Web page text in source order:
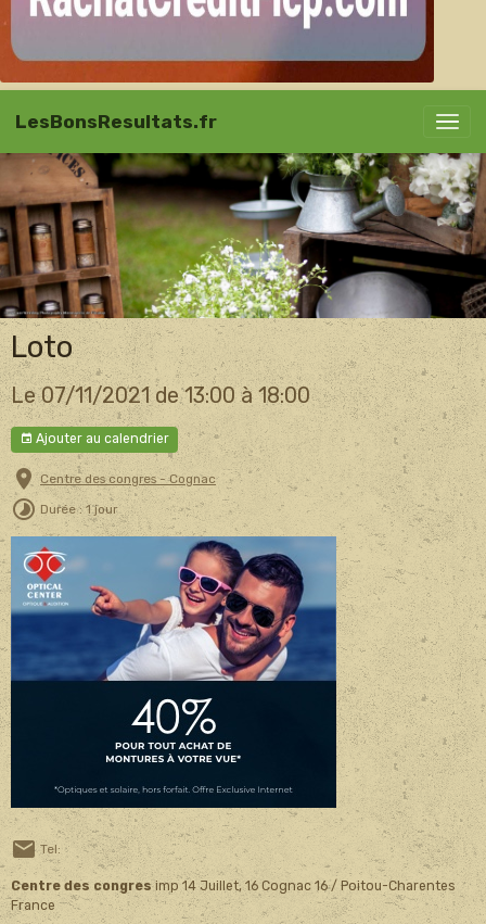
LesBonsResultats.fr
Loto
Le 07/11/2021 de 13:00 à 18:00
Ajouter au calendrier
Centre des congres - Cognac
Durée : 1 jour
Tel:
Centre des congresimp 14 Juillet, 16 Cognac 16 / Poitou-Charentes
France